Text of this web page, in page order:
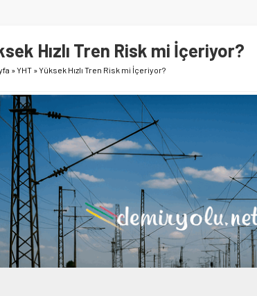
Hızlı Tren Risk mi İçeriyor?
»YHT »Yüksek Hızlı Tren Risk mi İçeriyor?